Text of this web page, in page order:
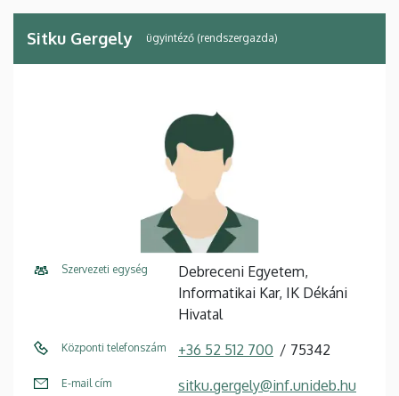
Sitku Gergely ügyintéző (rendszergazda)
Szervezeti egység
Debreceni Egyetem,
Informatikai Kar, IK Dékáni
Hivatal
Központi telefonszám +36 52 512 700 75342
E-mail cím sitku.gergely@inf.unideb.hu